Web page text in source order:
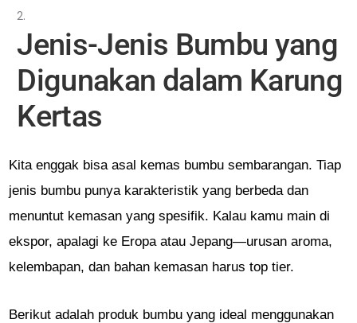
Jenis-Jenis Bumbu yang
Digunakan dalam Karung
Kertas
Kita enggak bisa asal kemas bumbu sembarangan. Tiap
jenis bumbu punya karakteristik yang berbeda dan
menuntut kemasan yang spesifik. Kalau kamu main di
ekspor, apalagi ke Eropa atau Jepang—urusan aroma,
kelembapan, dan bahan kemasan harus top tier.
Berikut adalah produk bumbu yang ideal menggunakan